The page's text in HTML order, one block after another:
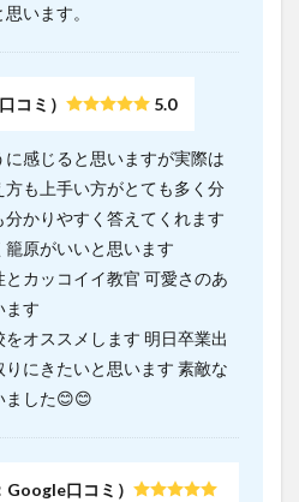
います。
コミ） 5.0
感じると思いますが実際は
も上手い方がとても多く分
かりやすく答えてくれます
籠原がいいと思います
カッコイイ教官 可愛さのあ
ます
オススメします 明日卒業出
にきたいと思います 素敵な
ました😊😊
口コミ）